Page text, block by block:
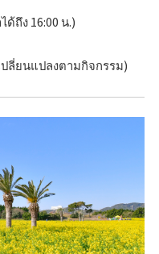
ด้ถึง 16:00 น.)
ปลี่ยนแปลงตามกิจกรรม)